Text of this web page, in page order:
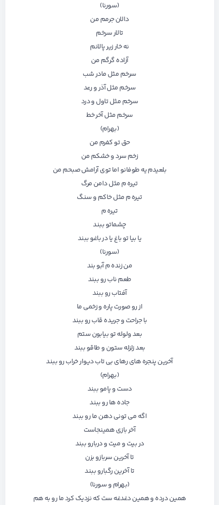
(سورنا)
دالان جرمم من
تالار سرخم
نه خار زیر پالانم
آزاده گرگم من
سرخم مثل مادر شب
سرخم‌ مثل آذر و رعد
سرخم مثل تاول و درد
سرخم مثل آخر خط
(بهرام)
حق تو کفرم من
زخم سرد و خشکم من
بلعیدم یه طوفانو اما توی آرامش صبحم من
تیره م مثل دامن مرگ
تیره م مثل خاکم و سنگ
تیره م
چشماتو ببند
یا بیا تو باغ یا در باغو ببند
(سورنا)
من زنده م آبو بند
طعم ناب رو ببند
آفتاب رو ببند
از رو صورت پاره و زخمی ما
با جراحت و جریده قاب رو ببند
بعد ولوله تو بیابون ستم
بعد زلزله ستون و طاقو ‌ببند
آخرین پنجره های رهای بی تاب دیوار خراب رو ببند
(بهرام)
دست و پامو ببند
جاده ها رو ببند
اگه می تونی دهن ما رو ببند
آخر بازی همینجاست
در بیت و میت و دربارو ببند
تا آخرین سربازو بزن
تا آخرین رگبارو ببند
(بهرام و سورنا)
همین درده و همین دغدغه ست که نزدیک کرد ما رو به هم